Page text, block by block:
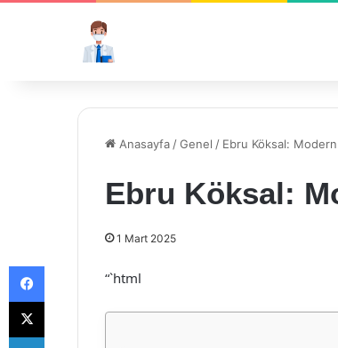
Anasayfa /Genel / Ebru Köksal: Modern
Ebru Köksal:
1 Mart 2025
“`html
Facebook
X
LinkedIn